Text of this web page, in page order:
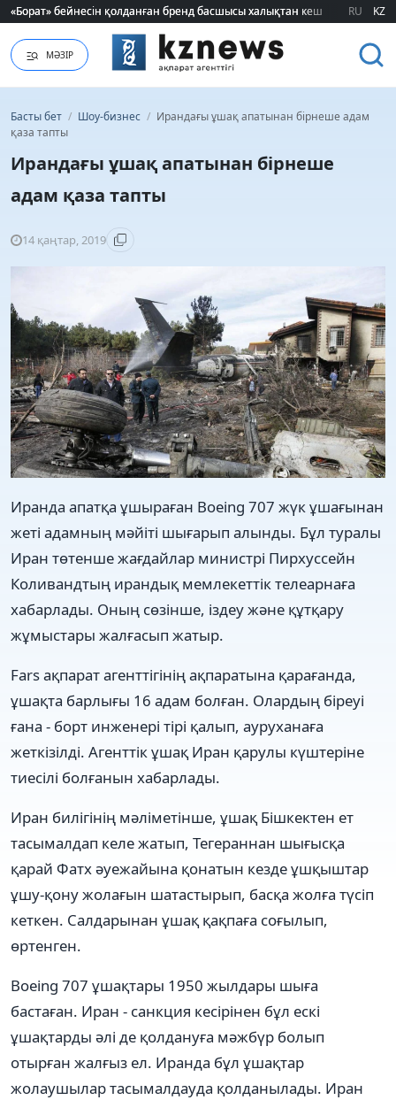
«Борат» бейнесін қолданған бренд басшысы халықтан кешірім сұрады
«Борат» бейнесін қолданған бренд басшысы халықтан кешірім сұрады
RU KZ
МӘЗІР
Басты бет / Шоу-бизнес / Ирандағы ұшақ апатынан бірнеше адам
қаза тапты
Ирандағы ұшақ апатынан бірнеше
адам қаза тапты
14 қаңтар, 2019
Иранда апатқа ұшыраған Boeing 707 жүк ұшағынан
жеті адамның мәйіті шығарып алынды. Бұл туралы
Иран төтенше жағдайлар министрі Пирхуссейн
Коливандтың ирандық мемлекеттік телеарнаға
хабарлады. Оның сөзінше, іздеу және құтқару
жұмыстары жалғасып жатыр.
Fars ақпарат агенттігінің ақпаратына қарағанда,
ұшақта барлығы 16 адам болған. Олардың біреуі
ғана - борт инженері тірі қалып, ауруханаға
жеткізілді. Агенттік ұшақ Иран қарулы күштеріне
тиесілі болғанын хабарлады.
Иран билігінің мәліметінше, ұшақ Бішкектен ет
тасымалдап келе жатып, Тегераннан шығысқа
қарай Фатх әуежайына қонатын кезде ұшқыштар
ұшу-қону жолағын шатастырып, басқа жолға түсіп
кеткен. Салдарынан ұшақ қақпаға соғылып,
өртенген.
Boeing 707 ұшақтары 1950 жылдары шыға
бастаған. Иран - санкция кесірінен бұл ескі
ұшақтарды әлі де қолдануға мәжбүр болып
отырған жалғыз ел. Иранда бұл ұшақтар
жолаушылар тасымалдауда қолданылады. Иран